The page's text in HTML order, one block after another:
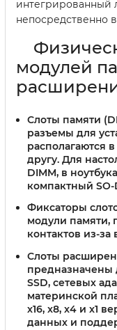
интегрированный
непосредственно
модулей
Слоты памяти
разъемы для
располагаются
другу. Для
DIMM, в
компактный SO-
Фиксаторы
модули памяти,
контактов из-
Слоты
предназначены
SSD, сетевых
материнской
x16, x8, x4 и x1
данных и